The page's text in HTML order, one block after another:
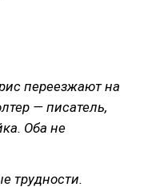
переезжают на
— писатель,
Оба не
трудности.